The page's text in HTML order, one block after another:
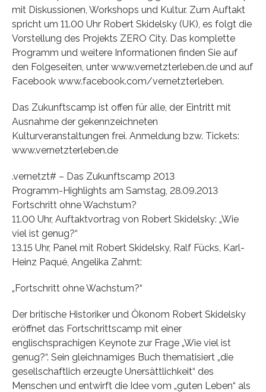
mit Diskussionen, Workshops und Kultur. Zum Auftakt
spricht um 11.00 Uhr Robert Skidelsky (UK), es folgt die
Vorstellung des Projekts ZERO City. Das komplette
Programm und weitere Informationen finden Sie auf
den Folgeseiten, unter www.vernetzterleben.de und auf
Facebook www.facebook.com/vernetzterleben.
Das Zukunftscamp ist offen für alle, der Eintritt mit
Ausnahme der gekennzeichneten
Kulturveranstaltungen frei. Anmeldung bzw. Tickets:
www.vernetzterleben.de
.vernetzt# – Das Zukunftscamp 2013
Programm-Highlights am Samstag, 28.09.2013
Fortschritt ohne Wachstum?
11.00 Uhr, Auftaktvortrag von Robert Skidelsky: „Wie
viel ist genug?“
13.15 Uhr, Panel mit Robert Skidelsky, Ralf Fücks, Karl-
Heinz Paqué, Angelika Zahrnt:
„Fortschritt ohne Wachstum?“
Der britische Historiker und Ökonom Robert Skidelsky
eröffnet das Fortschrittscamp mit einer
englischsprachigen Keynote zur Frage „Wie viel ist
genug?“. Sein gleichnamiges Buch thematisiert „die
gesellschaftlich erzeugte Unersättlichkeit“ des
Menschen und entwirft die Idee vom „guten Leben“ als